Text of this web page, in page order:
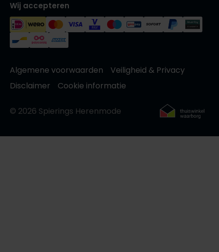
Wij accepteren
Algemene voorwaarden
Veiligheid & Privacy
Disclaimer
Cookie informatie
© 2026 Spierings Herenmode